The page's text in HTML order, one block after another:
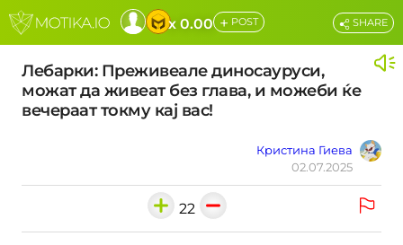
x 0.00 + POST
Лебарки: Преживеале диносауруси,
можат да живеат без глава, и можеби ќе
вечераат токму кај вас!
Кристина Гиева
02.07.2025
SHARE
22